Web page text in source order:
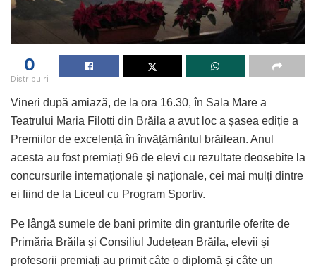
0
Distribuiri
Vineri după amiază, de la ora 16.30, în Sala Mare a
Teatrului Maria Filotti din Brăila a avut loc a șasea ediție a
Premiilor de excelență în învățământul brăilean. Anul
acesta au fost premiați 96 de elevi cu rezultate deosebite la
concursurile internaționale și naționale, cei mai mulți dintre
ei fiind de la Liceul cu Program Sportiv.
Pe lângă sumele de bani primite din granturile oferite de
Primăria Brăila și Consiliul Județean Brăila, elevii și
profesorii premiați au primit câte o diplomă și câte un